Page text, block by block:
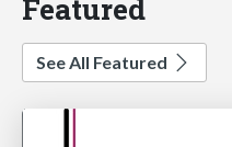
Featured
See All Featured